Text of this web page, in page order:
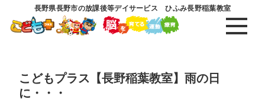
長野県長野市の放課後等デイサービス ひふみ長野稲葉教室
こどもプラス【長野稲葉教室】雨の日
に・・・